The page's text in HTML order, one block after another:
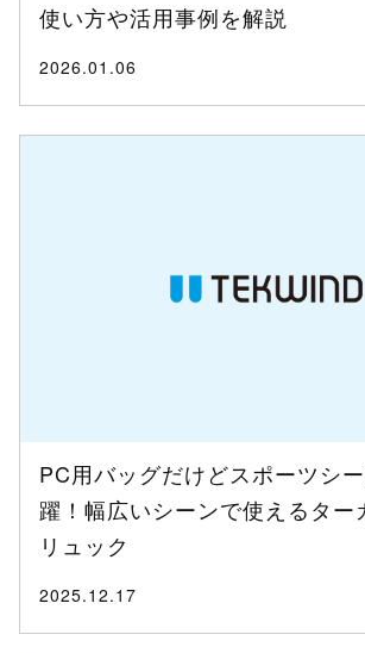
使い方や活用事例を解説
2026.01.06
PC用バッグだけどスポーツシ
躍！幅広いシーンで使えるター
リュック
2025.12.17